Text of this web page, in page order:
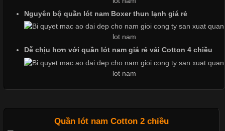
Chất Liệu Bamboo Xu Hướng Mới Trong Ngành Thời Trang
Cập nhật 2026-05-21 14:59:25
Trong những năm gần đây, vải Bamboo đang trở thành một
trong những chất liệu được yêu thích trong ngành thời trang
này còn xuất hiện nhiều trong các sản phẩm đồ lót
Nguyên bộ quần lót nam Boxer thun lạnh giá rẻ
Dễ chịu hơn với quần lót nam giá rẻ vải Cotton 4 chiều
Quần lót nam Cotton 2 chiều